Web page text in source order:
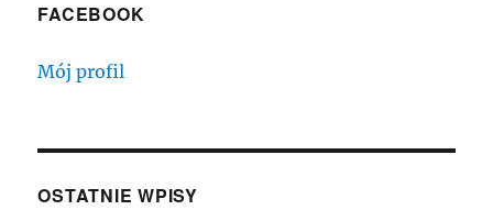
FACEBOOK
Mój profil
OSTATNIE WPISY